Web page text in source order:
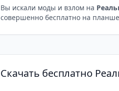
присутствия на рыбалке.
В целом, True Fishing — это
разнообразные локации,
Вы искали моды и взлом на
совершенно бесплатно на
Скачать бесплатно